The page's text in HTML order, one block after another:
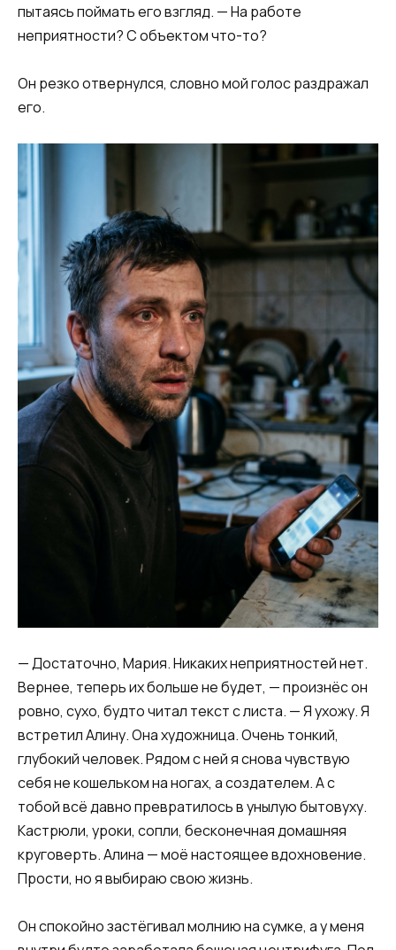
пытаясь поймать его взгляд. — На работе
неприятности? С объектом что-то?
Он резко отвернулся, словно мой голос раздражал
его.
— Достаточно, Мария. Никаких неприятностей нет.
Вернее, теперь их больше не будет, — произнёс он
ровно, сухо, будто читал текст с листа. — Я ухожу. Я
встретил Алину. Она художница. Очень тонкий,
глубокий человек. Рядом с ней я снова чувствую
себя не кошельком на ногах, а создателем. А с
тобой всё давно превратилось в унылую бытовуху.
Кастрюли, уроки, сопли, бесконечная домашняя
круговерть. Алина — моё настоящее вдохновение.
Прости, но я выбираю свою жизнь.
Он спокойно застёгивал молнию на сумке, а у меня